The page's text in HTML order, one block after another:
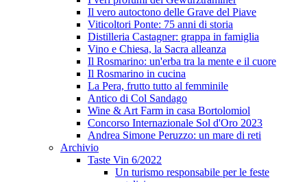
Il vero autoctono delle Grave del Piave
Viticoltori Ponte: 75 anni di storia
Distilleria Castagner: grappa in famiglia
Vino e Chiesa, la Sacra alleanza
Il Rosmarino: un'erba tra la mente e il cuore
Il Rosmarino in cucina
La Pera, frutto tutto al femminile
Antico di Col Sandago
Wine & Art Farm in casa Bortolomiol
Concorso Internazionale Sol d'Oro 2023
Andrea Simone Peruzzo: un mare di reti
Archivio
Taste Vin 6/2022
Un turismo responsabile per le feste